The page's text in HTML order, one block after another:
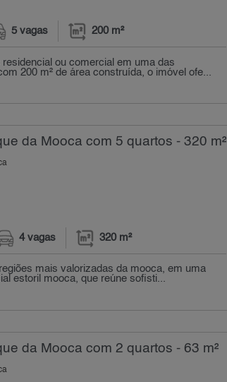
5 vagas 200 m²
ou comercial em uma das
200 m² de área construída, o imóvel ofe...
da Mooca com 5 quartos - 320 m²
4 vagas 320 m²
mais valorizadas da mooca, em uma
estoril mooca, que reúne sofisti...
da Mooca com 2 quartos - 63 m²